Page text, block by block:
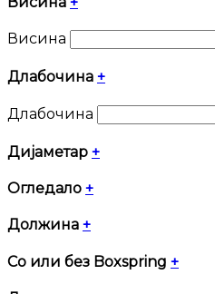
Висина
Длабочина +
Длабочина
Дијаметар +
Огледало +
Должина +
Со или без Boxspring +